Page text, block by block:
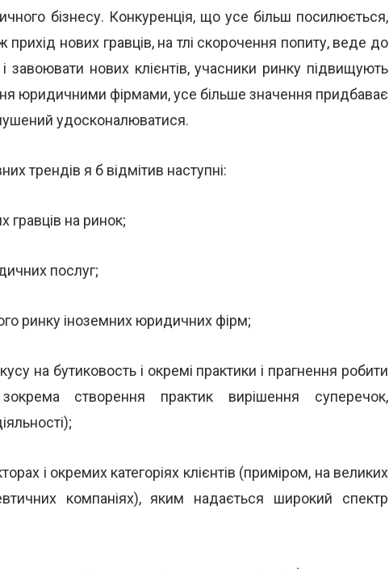
бізнесу. Конкуренція, що усе більш посилюється,
нових гравців, на тлі скорочення попиту, веде до
завоювати нових клієнтів, учасники ринку підвищують
юридичними фірмами, усе більше значення придбаває
удосконалюватися.
трендів я б відмітив наступні:
гравців на ринок;
послуг;
ринку іноземних юридичних фірм;
на бутиковость і окремі практики і прагнення робити
створення практик вирішення суперечок,
і окремих категоріях клієнтів (приміром, на великих
компаніях), яким надається широкий спектр